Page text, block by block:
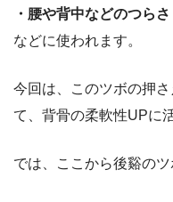
・腰や背中などのつらさ
などに使われます。
今回は、このツボの押
て、背骨の柔軟性UPに
では、ここから後谿の